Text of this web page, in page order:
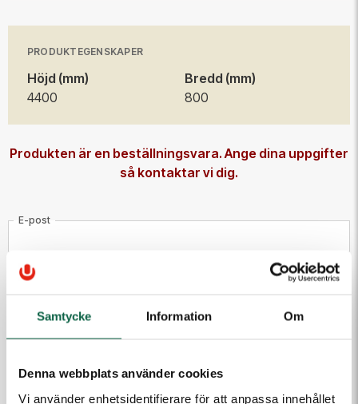
Samtycke Information Om
Denna webbplats använder cookies
Vi använder enhetsidentifierare för att anpassa innehållet
PRODUKTEGENSKAPER
Höjd (mm)
4400
Bredd (mm)
800
Produkten är en beställningsvara. Ange dina uppgifter
så kontaktar vi dig.
E-post
Telefon